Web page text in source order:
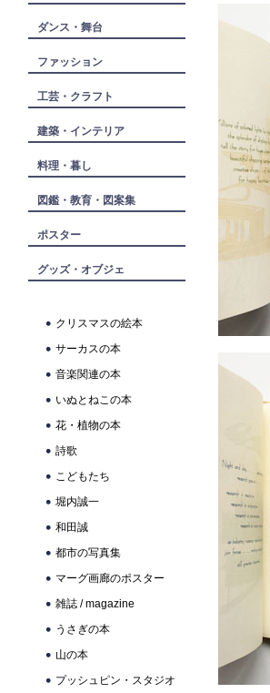
ダンス・舞台
ファッション
工芸・クラフト
建築・インテリア
料理・暮し
図鑑・教育・図案集
ポスター
グッズ・オブジェ
クリスマスの絵本
サーカスの本
音楽関連の本
いぬとねこの本
花・植物の本
詩歌
こどもたち
堀内誠一
和田誠
都市の写真集
マーグ画廊のポスター
雑誌 / magazine
うさぎの本
山の本
プッシュピン・スタジオ